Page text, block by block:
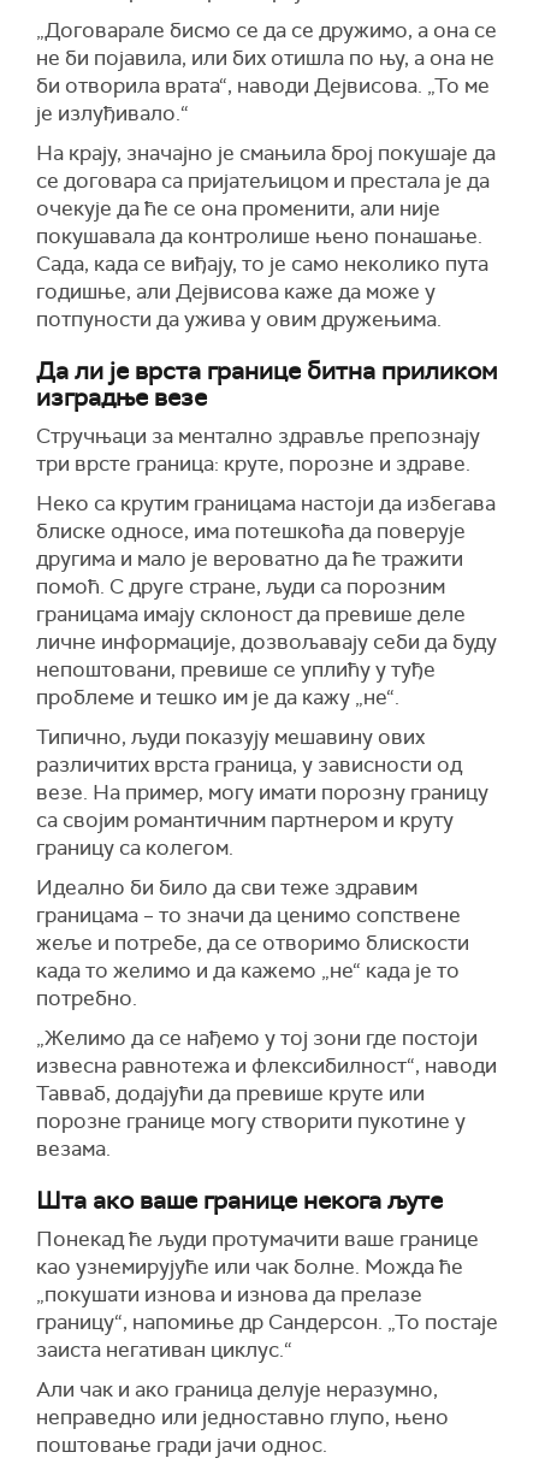
„Договарале бисмо се да се дружимо, а она се
не би појавила, или бих отишла по њу, а она не
би отворила врата“, наводи Дејвисова. „То ме
је излуђивало.“
На крају, значајно је смањила број покушаје да
се договара са пријатељицом и престала је да
очекује да ће се она променити, али није
покушавала да контролише њено понашање.
Сада, када се виђају, то је само неколико пута
годишње, али Дејвисова каже да може у
потпуности да ужива у овим дружењима.
Да ли је врста границе битна приликом
изградње везе
Стручњаци за ментално здравље препознају
три врсте граница: круте, порозне и здраве.
Неко са крутим границама настоји да избегава
блиске односе, има потешкоћа да поверује
другима и мало је вероватно да ће тражити
помоћ. С друге стране, људи са порозним
границама имају склоност да превише деле
личне информације, дозвољавају себи да буду
непоштовани, превише се уплићу у туђе
проблеме и тешко им је да кажу „не“.
Типично, људи показују мешавину ових
различитих врста граница, у зависности од
везе. На пример, могу имати порозну границу
са својим романтичним партнером и круту
границу са колегом.
Идеално би било да сви теже здравим
границама – то значи да ценимо сопствене
жеље и потребе, да се отворимо блискости
када то желимо и да кажемо „не“ када је то
потребно.
„Желимо да се нађемо у тој зони где постоји
извесна равнотежа и флексибилност“, наводи
Тавваб, додајући да превише круте или
порозне границе могу створити пукотине у
везама.
Шта ако ваше границе некога љуте
Понекад ће људи протумачити ваше границе
као узнемирујуће или чак болне. Можда ће
„покушати изнова и изнова да прелазе
границу“, напомиње др Сандерсон. „То постаје
заиста негативан циклус.“
Али чак и ако граница делује неразумно,
неправедно или једноставно глупо, њено
поштовање гради јачи однос.